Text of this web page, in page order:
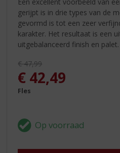
gerijpt is in drie types van de
gevormd is tot een zeer
karakter. Het resultaat is een
uitgebalanceerd finish en palet.
Originele prijs was:
€47,99
, Huidige prijs
€ 42,49
Fles